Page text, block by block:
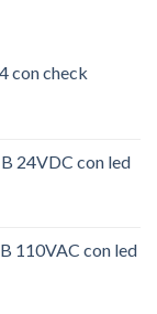
con check
24VDC con led
110VAC con led